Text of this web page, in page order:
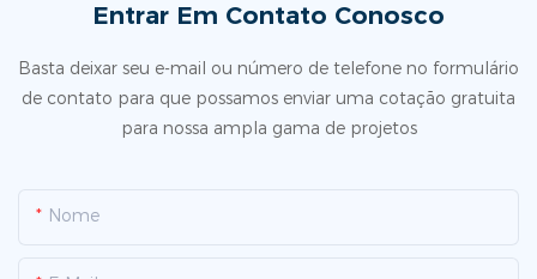
Entrar Em Contato Conosco
Basta deixar seu e-mail ou número de telefone no formulário
de contato para que possamos enviar uma cotação gratuita
para nossa ampla gama de projetos
Nome